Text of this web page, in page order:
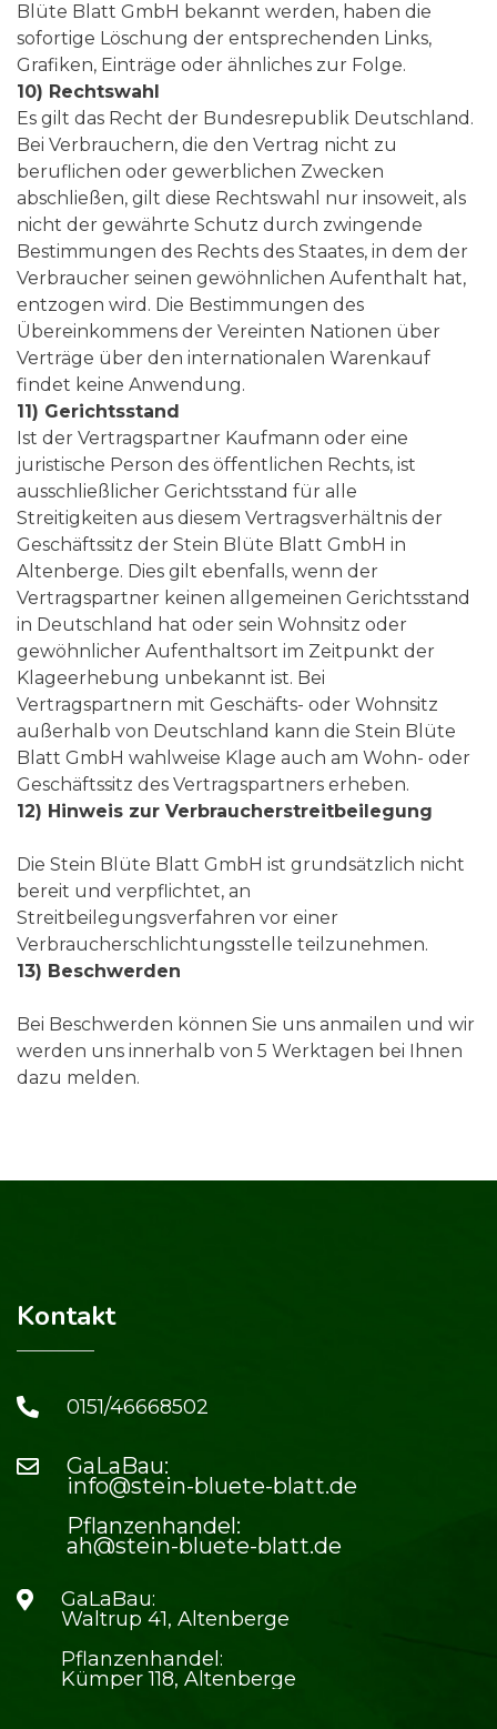
Blüte Blatt GmbH bekannt werden, haben die
sofortige Löschung der entsprechenden Links,
Grafiken, Einträge oder ähnliches zur Folge.
10) Rechtswahl
Es gilt das Recht der Bundesrepublik Deutschland.
Bei Verbrauchern, die den Vertrag nicht zu
beruflichen oder gewerblichen Zwecken
abschließen, gilt diese Rechtswahl nur insoweit, als
nicht der gewährte Schutz durch zwingende
Bestimmungen des Rechts des Staates, in dem der
Verbraucher seinen gewöhnlichen Aufenthalt hat,
entzogen wird. Die Bestimmungen des
Übereinkommens der Vereinten Nationen über
Verträge über den internationalen Warenkauf
findet keine Anwendung.
11) Gerichtsstand
Ist der Vertragspartner Kaufmann oder eine
juristische Person des öffentlichen Rechts, ist
ausschließlicher Gerichtsstand für alle
Streitigkeiten aus diesem Vertragsverhältnis der
Geschäftssitz der Stein Blüte Blatt GmbH in
Altenberge. Dies gilt ebenfalls, wenn der
Vertragspartner keinen allgemeinen Gerichtsstand
in Deutschland hat oder sein Wohnsitz oder
gewöhnlicher Aufenthaltsort im Zeitpunkt der
Klageerhebung unbekannt ist. Bei
Vertragspartnern mit Geschäfts- oder Wohnsitz
außerhalb von Deutschland kann die Stein Blüte
Blatt GmbH wahlweise Klage auch am Wohn- oder
Geschäftssitz des Vertragspartners erheben.
12) Hinweis zur Verbraucherstreitbeilegung
Die Stein Blüte Blatt GmbH ist grundsätzlich nicht
bereit und verpflichtet, an
Streitbeilegungsverfahren vor einer
Verbraucherschlichtungsstelle teilzunehmen.
13) Beschwerden
Bei Beschwerden können Sie uns anmailen und wir
werden uns innerhalb von 5 Werktagen bei Ihnen
dazu melden.
Kontakt
0151/46668502
GaLaBau:
info@stein-bluete-blatt.de
Pflanzenhandel:
ah@stein-bluete-blatt.de
GaLaBau:
Waltrup 41, Altenberge
Pflanzenhandel:
Kümper 118, Altenberge